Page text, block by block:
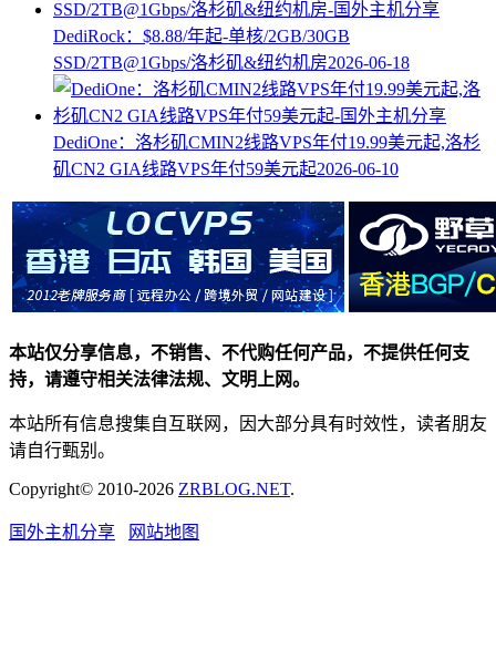
DediRock：$8.88/年起-单核/2GB/30GB
SSD/2TB@1Gbps/洛杉矶&纽约机房2026-06-18
DediOne：洛杉矶CMIN2线路VPS年付19.99美元起,洛杉
矶CN2 GIA线路VPS年付59美元起2026-06-10
本站仅分享信息，不销售、不代购任何产品，不提供任何支
持，请遵守相关法律法规、文明上网。
本站所有信息搜集自互联网，因大部分具有时效性，读者朋友
请自行甄别。
Copyright© 2010-2026 ZRBLOG.NET.
国外主机分享 网站地图